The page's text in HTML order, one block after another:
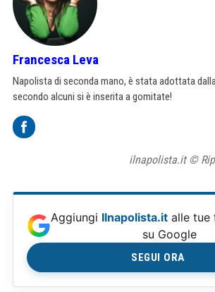
Francesca Leva
Napolista di seconda mano, è stata adottata
secondo alcuni si è inserita a gomitate!
ilnapolista.it ©
Aggiungi Ilnapolista.it alle tue
su Google
SEGUI ORA